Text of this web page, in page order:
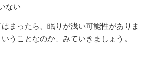
ない
まったら、眠りが浅い可能性がありま
うことなのか、みていきましょう。